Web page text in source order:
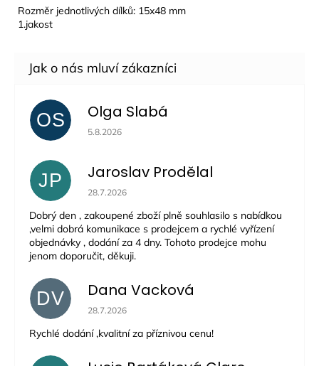
Rozměr jednotlivých dílků: 15x48 mm
1.jakost
OS Olga Slabá
Hodnocení obchodu je 5 z 5 hvězdiček.
5.8.2026
JP Jaroslav Prodělal
Hodnocení obchodu je 5 z 5 hvězdiček.
28.7.2026
Dobrý den , zakoupené zboží plně souhlasilo s nabídkou
,velmi dobrá komunikace s prodejcem a rychlé vyřízení
objednávky , dodání za 4 dny. Tohoto prodejce mohu
jenom doporučit, děkuji.
DV Dana Vacková
Hodnocení obchodu je 5 z 5 hvězdiček.
28.7.2026
Rychlé dodání ,kvalitní za příznivou cenu!